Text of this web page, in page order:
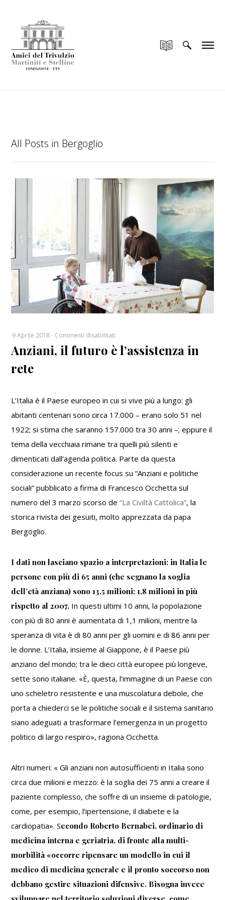
"__return_false");
All Posts in Bergoglio
9 Aprile 2018- Commenti disabilitati
Anziani,
il
in
rete
Anziani, il futuro è l’assistenza in
rete
L’Italia è il Paese europeo in cui si vive più a lungo: gli
abitanti centenari sono circa 17.000 – erano solo 51 nel
1922; si stima che saranno 157.000 tra 30 anni –; eppure il
tema della vecchiaia rimane tra quelli più silenti e
dimenticati dall’agenda politica. Parte da questa
considerazione un recente focus su “Anziani e politiche
sociali” pubblicato a firma di Francesco Occhetta sul
numero del 3 marzo scorso de“La Civiltà Cattolica”, la
storica rivista dei gesuiti, molto apprezzata da papa
Bergoglio.
I dati non lasciano spazio a interpretazioni: in Italia le
persone con più di 65 anni (che segnano la soglia
dell’età anziana) sono 13,5 milioni: 1,8 milioni in più
rispetto al 2007. In questi ultimi 10 anni, la popolazione
con più di 80 anni è aumentata di 1,1 milioni, mentre la
speranza di vita è di 80 anni per gli uomini e di 86 anni per
le donne. L’Italia, insieme al Giappone, è il Paese più
anziano del mondo; tra le dieci città europee più longeve,
sette sono italiane. «È, questa, l’immagine di un Paese con
uno scheletro resistente e una muscolatura debole, che
porta a chiederci se le politiche sociali e il sistema sanitario
siano adeguati a trasformare l’emergenza in un progetto
politico di largo respiro», ragiona Occhetta.
Altri numeri: « Gli anziani non autosufficienti in Italia sono
circa due milioni e mezzo: è la soglia dei 75 anni a creare il
paziente complesso, che soffre di un insieme di patologie,
come, per esempio, l’ipertensione, il diabete e la
cardiopatia». Secondo Roberto Bernabei, ordinario di
medicina interna e geriatria, di fronte alla multi-
morbilità «occorre ripensare un modello in cui il
medico di medicina generale e il pronto soccorso non
debbano gestire situazioni difensive. Bisogna invece